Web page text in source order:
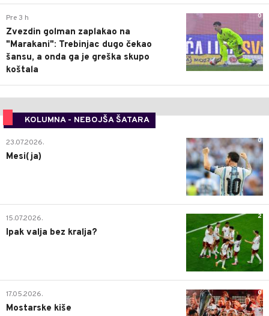
0
Pre 3 h
Zvezdin golman zaplakao na
"Marakani": Trebinjac dugo čekao
šansu, a onda ga je greška skupo
koštala
KOLUMNA - NEBOJŠA ŠATARA
0
23.07.2026.
Mesi(ja)
2
15.07.2026.
Ipak valja bez kralja?
0
17.05.2026.
Mostarske kiše